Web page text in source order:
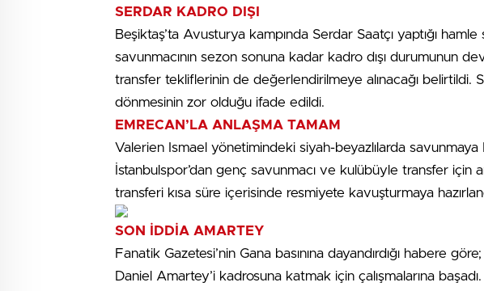
SERDAR KADRO DIŞI
Beşiktaş’ta Avusturya kampında Serdar Saatçı yaptığı hamle
savunmacının sezon sonuna kadar kadro dışı durumunun
transfer tekliflerinin de değerlendirilmeye alınacağı belirtildi.
dönmesinin zor olduğu ifade edildi.
EMRECAN’LA ANLAŞMA TAMAM
Valerien Ismael yönetimindeki siyah-beyazlılarda
İstanbulspor’dan genç savunmacı ve kulübüyle transfer için
transferi kısa süre içerisinde resmiyete kavuşturmaya
SON İDDİA AMARTEY
Fanatik Gazetesi’nin Gana basınına dayandırdığı habere
Daniel Amartey’i kadrosuna katmak için çalışmalarına